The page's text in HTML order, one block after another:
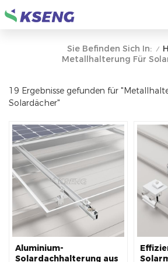
Sie Befinden Sich In: /
Metallhalterung Für
19 Ergebnisse gefunden für
Solardächer"
Aluminium-
Solardachhalterung aus